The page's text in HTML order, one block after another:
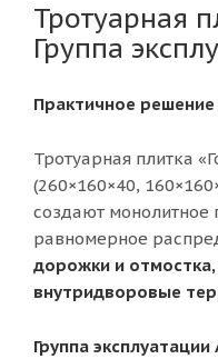
Тротуарная
Группа
Практичное
Тротуарная плитка
(260×160×40,
создают монолитное
равномерное
дорожки и
внутридворовые
Группа эксплуатации